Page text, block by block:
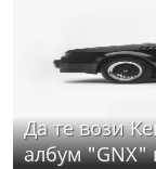
Да те вози
албум "GNX"